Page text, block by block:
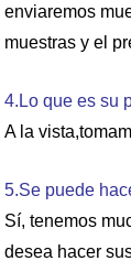
enviaremos
muestras y el
4.Lo que es su
A la
5.Se puede
Sí, tenemos
desea hacer